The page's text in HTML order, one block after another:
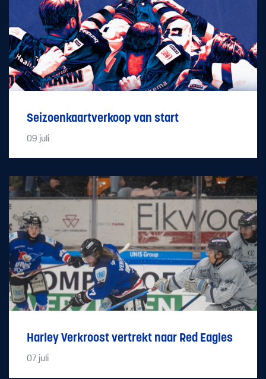
Seizoenkaartverkoop van start
09 juli
Harley Verkroost vertrekt naar Red Eagles
07 juli